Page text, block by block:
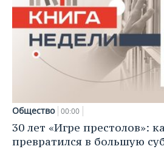
Общество 00:00
30 лет «Игре престолов»:
превратился в большую